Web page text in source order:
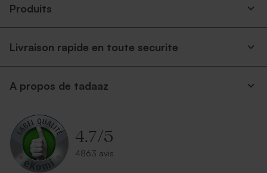
Produits
Livraison rapide en toute securite
A propos de tadaaz
4.7/5
4863 avis